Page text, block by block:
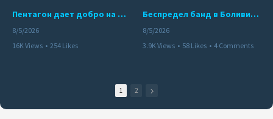
Пентагон дает добро на ядерный удар по противникам США
8/5/2026
16K Views • 254 Likes
Беспредел банд в Боливии. Расправы над наркоторговцами
8/5/2026
3.9K Views • 58 Likes • 4 Comments
1 2